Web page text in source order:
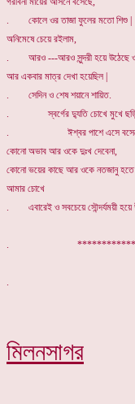
. কোলে ওর তাজা ফুলের মতো শিশু |
অনিমেষে চেয়ে রইলাম,
. আরও ---আরও সুন্দরী হয়ে উঠেছে
আর একবার মাত্র দেখা হয়েছিল |
. সেদিন ও শেষ শয়ানে শায়িত.
. স্বর্গের দ্যুতি চোখে মুখে
. ঈশ্বর পাশে এসে
কোনো অভাব আর ওকে দুঃখ দেবেনা,
কোনো ভয়ের কাছে আর ওকে নতজানু হতে
আমার চোখে
. এবারেই ও সবচেয়ে সৌন্দর্যময়ী হয়ে
.
মিলনসাগর